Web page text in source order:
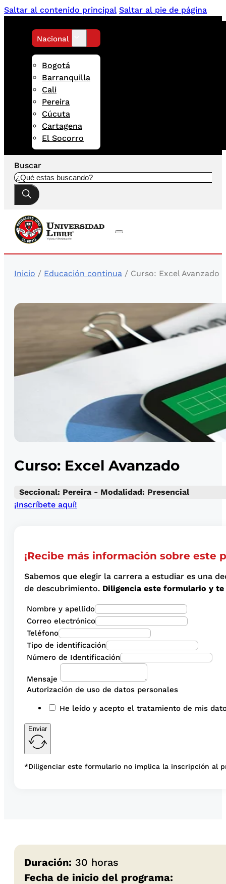
Saltar al contenido principal Saltar al pie de página
Nacional
Bogotá
Barranquilla
Cali
Pereira
Cúcuta
Cartagena
El Socorro
Buscar
Inicio / Educación continua / Curso: Excel Avanzado
Curso: Excel Avanzado
Seccional: Pereira - Modalidad: Presencial
¡Inscríbete aquí!
¡Recibe más información sobre este
Sabemos que elegir la carrera a estudiar es una
de descubrimiento. Diligencia este formulario y
Nombre y apellido
Correo electrónico
Teléfono
Tipo de identificación
Número de Identificación
Mensaje
Autorización de uso de datos personales
He leído y acepto el tratamiento de mis
Enviar
*Diligenciar este formulario no implica la inscripción al
Duración: 30 horas
Fecha de inicio del programa: